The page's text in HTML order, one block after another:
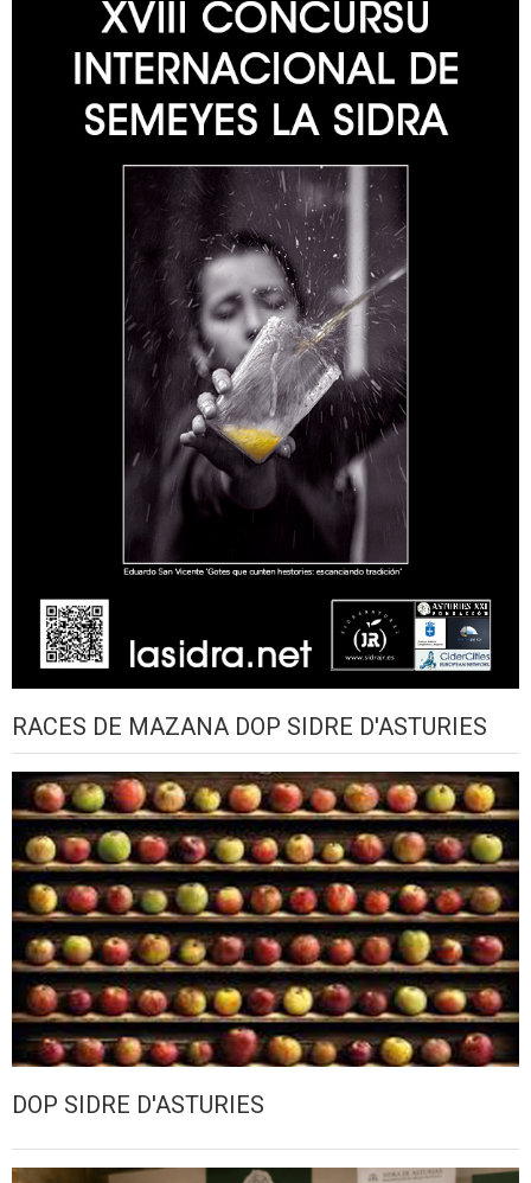
RACES DE MAZANA DOP SIDRE D'ASTURIES
DOP SIDRE D'ASTURIES